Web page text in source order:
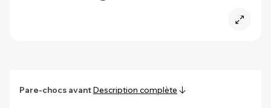
Pare-chocs avantDescription complète